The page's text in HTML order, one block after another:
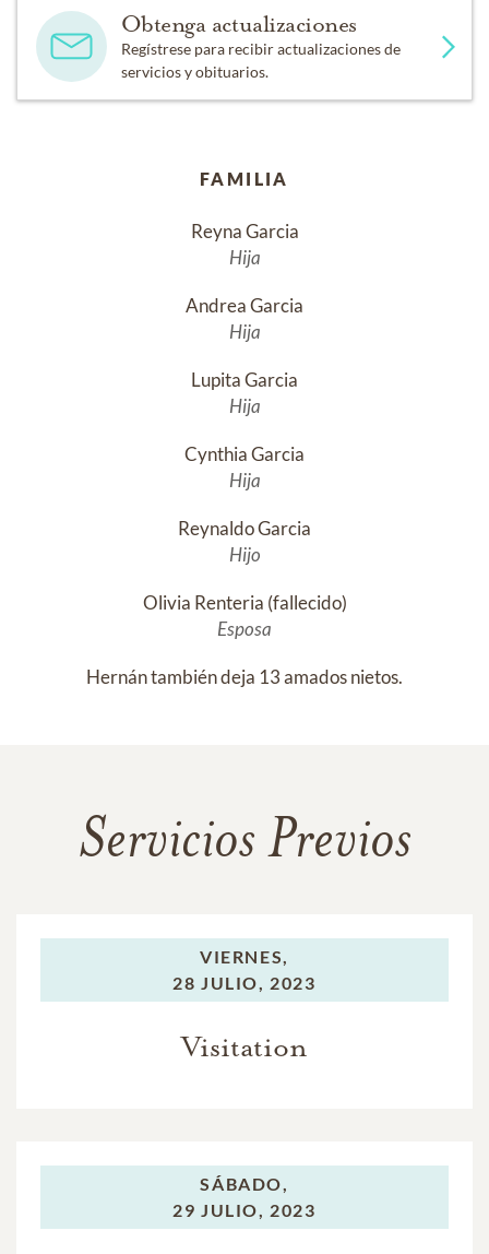
Obtenga actualizaciones
Regístrese para recibir actualizaciones de
servicios y obituarios.
FAMILIA
Reyna Garcia
Hija
Andrea Garcia
Hija
Lupita Garcia
Hija
Cynthia Garcia
Hija
Reynaldo Garcia
Hijo
Olivia Renteria (fallecido)
Esposa
Hernán también deja 13 amados nietos.
Servicios Previos
VIERNES,
28 JULIO, 2023
Visitation
SÁBADO,
29 JULIO, 2023